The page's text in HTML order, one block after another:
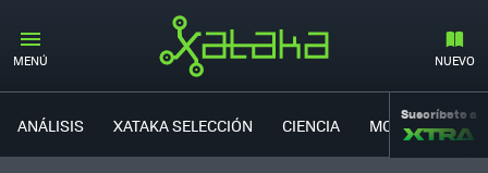
MENÚ NUEVO
ANÁLISIS XATAKA SELECCIÓN CIENCIA MOVILIDAD
Suscríbete a